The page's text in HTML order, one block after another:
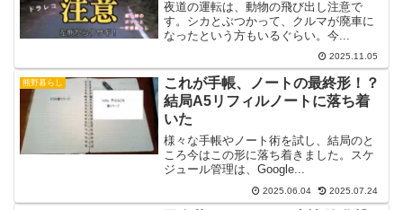
夜道の運転は、動物の飛び出し注意で
す。シカとぶつかって、クルマが廃車に
なったという方もいるぐらい。今...
2025.11.05
熊野暮らし
これが手帳、ノートの最終形！？
結局A5リフィルノートに落ち着
いた
様々な手帳やノート術を試し、結局のと
ころ今はこの形に落ち着きました。スケ
ジュール管理は、Google...
2025.06.04 2025.07.24